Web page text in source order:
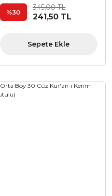
%30
345,00 TL
241,50 TL
Sepete Ekle